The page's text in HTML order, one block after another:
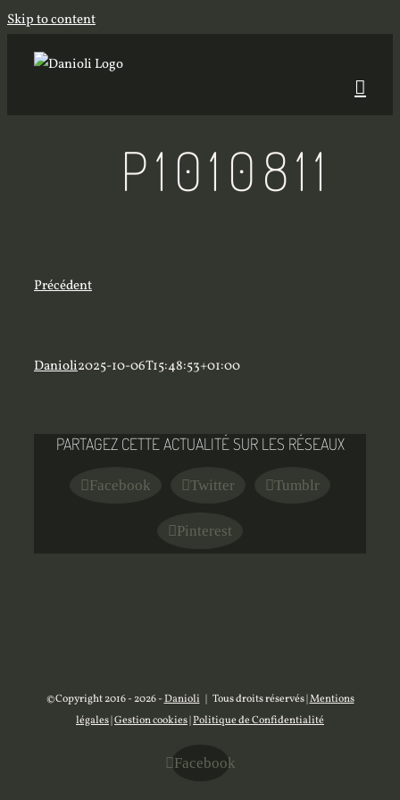
Skip to content
P1010811
Précédent
Danioli2025-10-06T15:48:53+01:00
PARTAGEZ CETTE ACTUALITÉ SUR LES RÉSEAUX
Facebook Twitter Tumblr
Pinterest
©Copyright 2016 -2026 -Danioli | Tous droits réservés |Mentions
légales|Gestion cookies|Politique de Confidentialité
Facebook